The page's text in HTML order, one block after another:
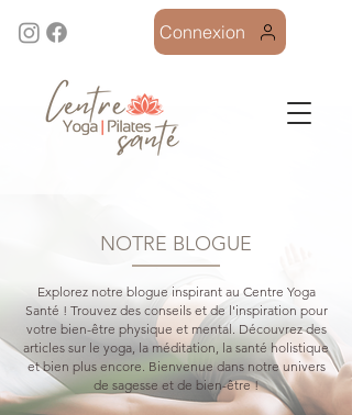
Connexion
NOTRE BLOGUE
Explorez notre blogue inspirant au Centre Yoga
Santé ! Trouvez des conseils et de l'inspiration pour
votre bien-être physique et mental. Découvrez des
articles sur le yoga, la méditation, la santé holistique
et bien plus encore. Bienvenue dans notre univers
de sagesse et de bien-être !